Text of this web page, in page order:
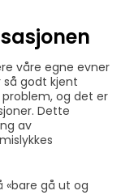
våre egne evner
så godt kjent
og det er
Dette
av
«bare gå ut og